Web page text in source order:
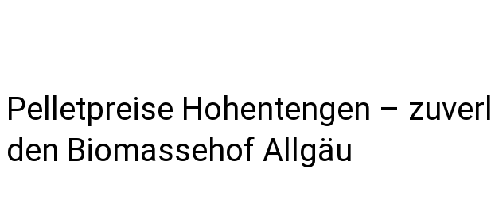
Pelletpreise Hohentengen –
den Biomassehof Allgäu